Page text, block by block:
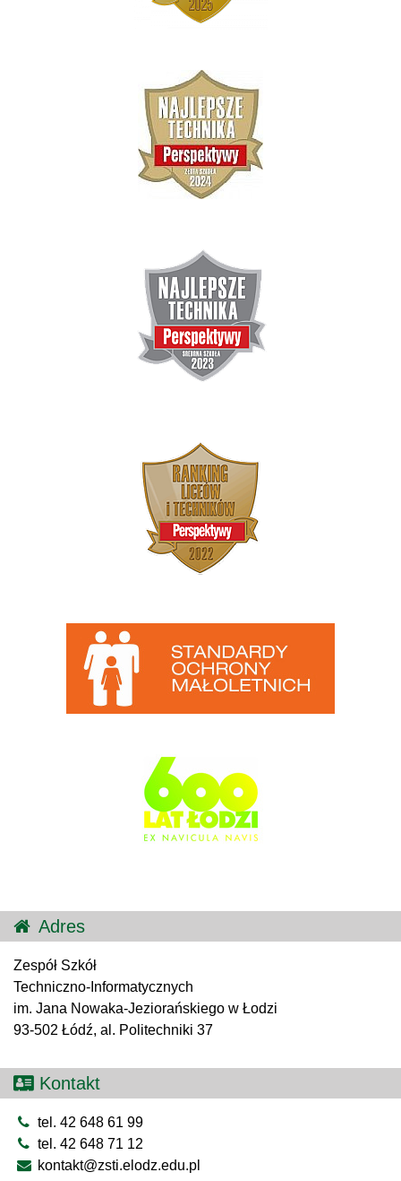
Adres
Zespół Szkół
Techniczno-Informatycznych
im. Jana Nowaka-Jeziorańskiego w Łodzi
93-502 Łódź, al. Politechniki 37
Kontakt
tel. 42 648 61 99
tel. 42 648 71 12
kontakt@zsti.elodz.edu.pl